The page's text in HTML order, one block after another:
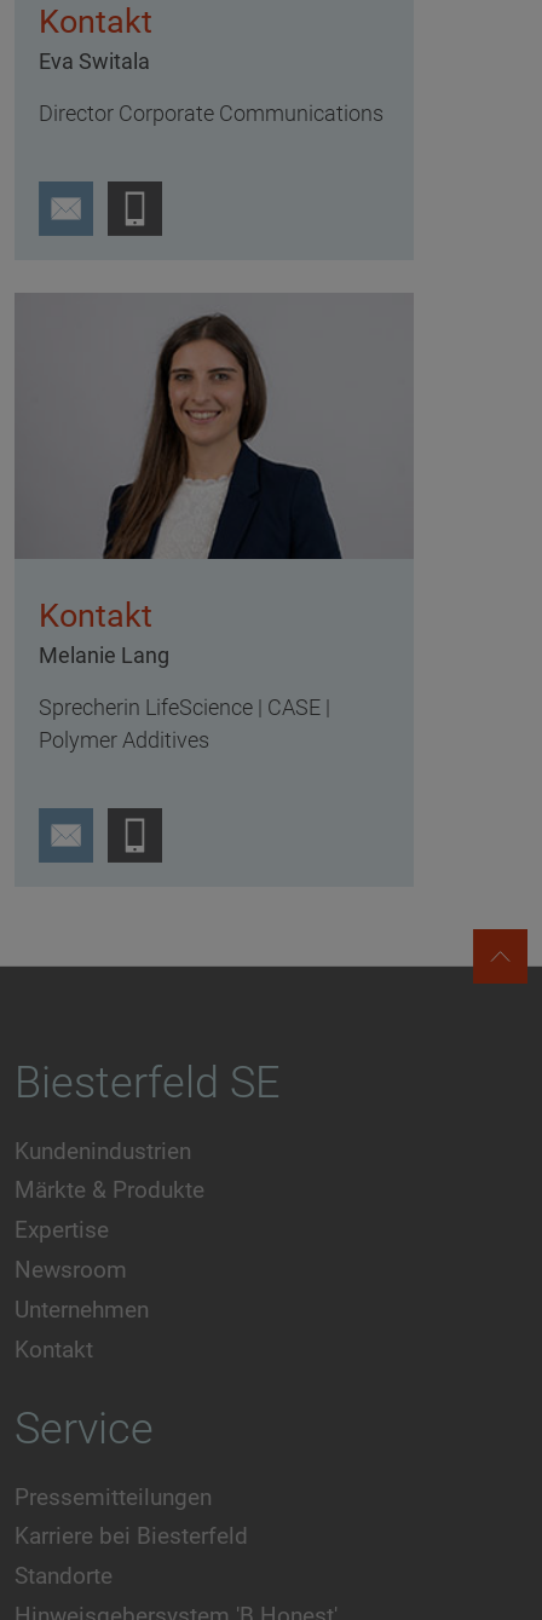
Kontakt
Eva Switala
Director Corporate Communications
Kontakt
Melanie Lang
Sprecherin LifeScience | CASE |
Polymer Additives
Biesterfeld SE
Kundenindustrien
Märkte & Produkte
Expertise
Newsroom
Unternehmen
Kontakt
Service
Pressemitteilungen
Karriere bei Biesterfeld
Standorte